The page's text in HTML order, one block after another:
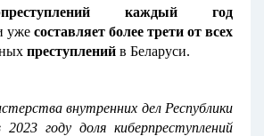
каждый год
уже составляет более трети от всех
преступлений в Беларуси.
внутренних дел Республики
2023 году доля киберпреступлений